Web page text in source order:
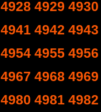
4928 4929 4930
4941 4942 4943
4954 4955 4956
4967 4968 4969
4980 4981 4982